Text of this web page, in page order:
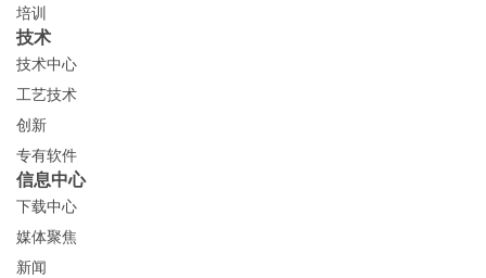
培训
技术
技术中心
工艺技术
创新
专有软件
信息中心
下载中心
媒体聚焦
新闻